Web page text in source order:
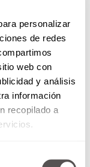
personalizar
de redes
web con
y análisis
información
recopilado a
Día
en